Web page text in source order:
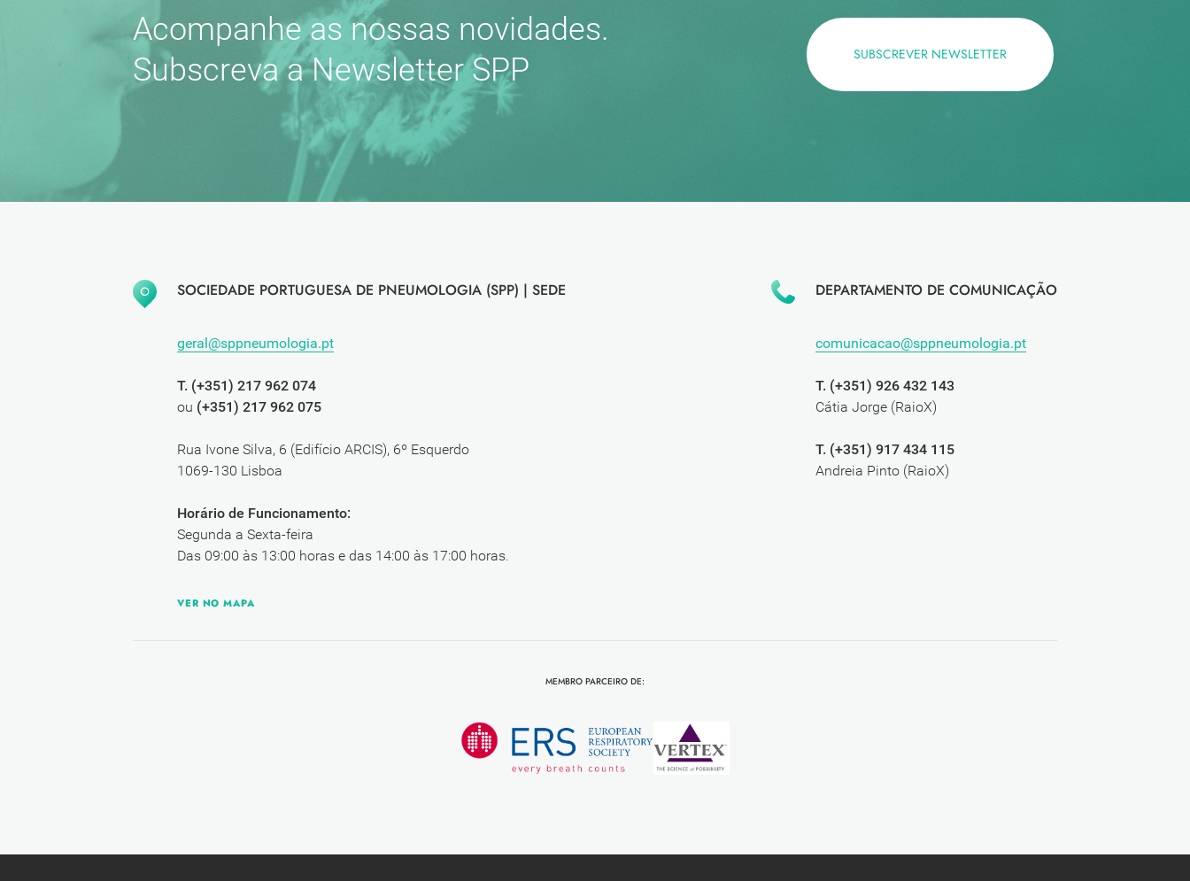
Acompanhe as nossas novidades.
Subscreva a Newsletter SPP
SUBSCREVER NEWSLETTER
SOCIEDADE PORTUGUESA DE PNEUMOLOGIA (SPP) | SEDE
geral@sppneumologia.pt
T. (+351) 217 962 074
ou (+351) 217 962 075
Rua Ivone Silva, 6 (Edifício ARCIS), 6º Esquerdo
1069-130 Lisboa
Horário de Funcionamento:
Segunda a Sexta-feira
Das 09:00 às 13:00 horas e das 14:00 às 17:00 horas.
VER NO MAPA
DEPARTAMENTO DE COMUNICAÇÃO
comunicacao@sppneumologia.pt
T. (+351) 926 432 143
Cátia Jorge (RaioX)
T. (+351) 917 434 115
Andreia Pinto (RaioX)
MEMBRO PARCEIRO DE: